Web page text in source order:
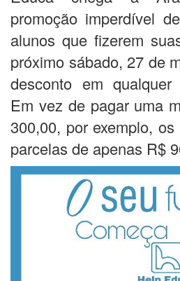
promoção imperdível
alunos que fizerem
próximo sábado, 27 de
desconto em qualquer
Em vez de pagar uma
300,00, por exemplo,
parcelas de apenas R$